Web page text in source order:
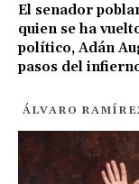
El senador
quien se ha
político, Adán
pasos del
ÁLVARO